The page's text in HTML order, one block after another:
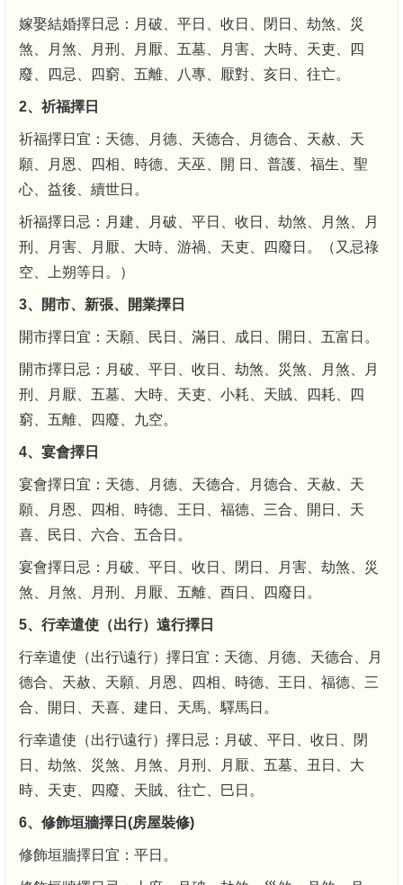
嫁娶結婚擇日忌：月破、平日、收日、閉日、劫煞、災
煞、月煞、月刑、月厭、五墓、月害、大時、天吏、四
廢、四忌、四窮、五離、八專、厭對、亥日、往亡。
2、祈福擇日
祈福擇日宜：天德、月德、天德合、月德合、天赦、天
願、月恩、四相、時德、天巫、開 日、普護、福生、聖
心、益後、續世日。
祈福擇日忌：月建、月破、平日、收日、劫煞、月煞、月
刑、月害、月厭、大時、游禍、天吏、四廢日。（又忌祿
空、上朔等日。）
3、開市、新張、開業擇日
開市擇日宜：天願、民日、滿日、成日、開日、五富日。
開市擇日忌：月破、平日、收日、劫煞、災煞、月煞、月
刑、月厭、五墓、大時、天吏、小耗、天賊、四耗、四
窮、五離、四廢、九空。
4、宴會擇日
宴會擇日宜：天德、月德、天德合、月德合、天赦、天
願、月恩、四相、時德、王日、福德、三合、開日、天
喜、民日、六合、五合日。
宴會擇日忌：月破、平日、收日、閉日、月害、劫煞、災
煞、月煞、月刑、月厭、五離、酉日、四廢日。
5、行幸遣使（出行）遠行擇日
行幸遣使（出行\遠行）擇日宜：天德、月德、天德合、月
德合、天赦、天願、月恩、四相、時德、王日、福德、三
合、開日、天喜、建日、天馬、驛馬日。
行幸遣使（出行\遠行）擇日忌：月破、平日、收日、閉
日、劫煞、災煞、月煞、月刑、月厭、五墓、丑日、大
時、天吏、四廢、天賊、往亡、巳日。
6、修飾垣牆擇日(房屋裝修)
修飾垣牆擇日宜：平日。